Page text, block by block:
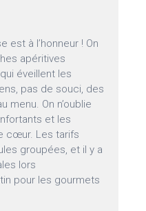
est à l’honneur ! On
apéritives
éveillent les
pas de souci, des
menu. On n’oublie
et les
cœur. Les tarifs
groupées, et il y a
lors
pour les gourmets